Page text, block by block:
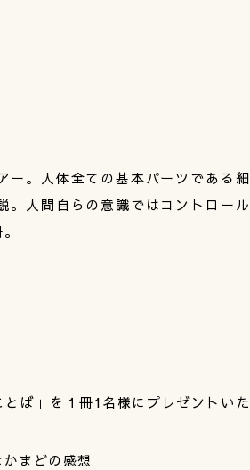
ー。人体全ての基本パーツである細
。人間自らの意識ではコントロール
ば」を１冊1名様にプレゼントいた
まどの感想